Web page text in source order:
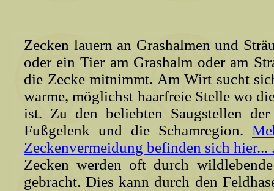
Zecken lauern an Grashalmen und
oder ein Tier am Grashalm oder am
die Zecke mitnimmt. Am Wirt sucht
warme, möglichst haarfreie Stelle wo
ist. Zu den beliebten Saugstellen
Fußgelenk und die Schamregion.
Zeckenvermeidung befinden sich hier...
Zecken werden oft durch
gebracht. Dies kann durch den